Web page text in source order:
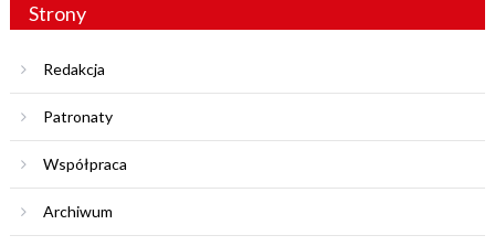
Strony
Redakcja
Patronaty
Współpraca
Archiwum